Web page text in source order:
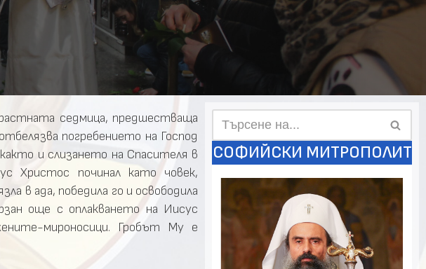
седмица, предшестваща
погребението на Господ
и слизането на Спасителя в
Христос починал като човек,
в ада, победила го и освободила
още с оплакването на Иисус
мироносици. Гробът Му е
СОФИЙСКИ МИТРОПОЛИТ